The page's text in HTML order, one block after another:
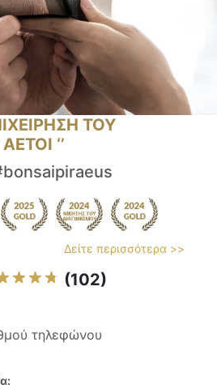
ΤΟΥ
‘’
Δείτε περισσότερα >>
(102)
τηλεφώνου